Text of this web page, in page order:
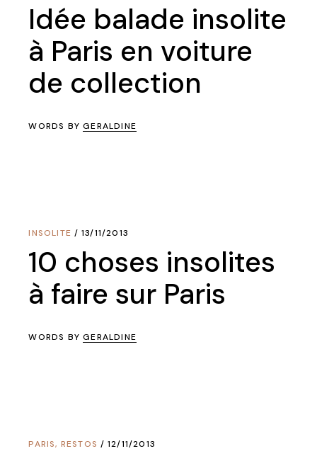
Idée balade insolite
à Paris en voiture
de collection
WORDS BYGERALDINE
INSOLITE 13/11/2013
10 choses insolites
à faire sur Paris
WORDS BYGERALDINE
PARIS, RESTOS 12/11/2013